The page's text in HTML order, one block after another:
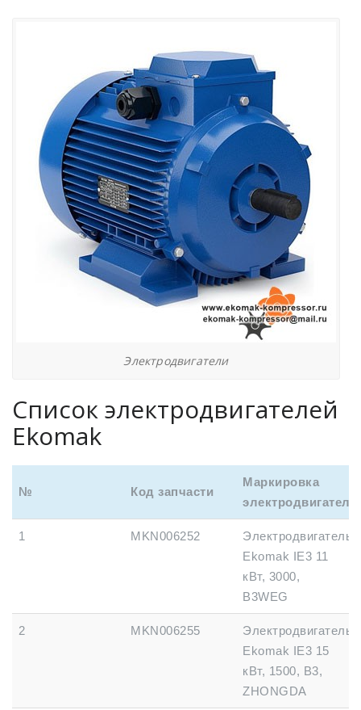
Электродвигатели
Список электродвигателей
Ekomak
№ Код запчасти
Маркировка
электродвигателя
1 MKN006252
Электродвигатель
Ekomak IE3 11
кВт, 3000,
B3WEG
2 MKN006255
Электродвигатель
Ekomak IE3 15
кВт, 1500, B3,
ZHONGDA